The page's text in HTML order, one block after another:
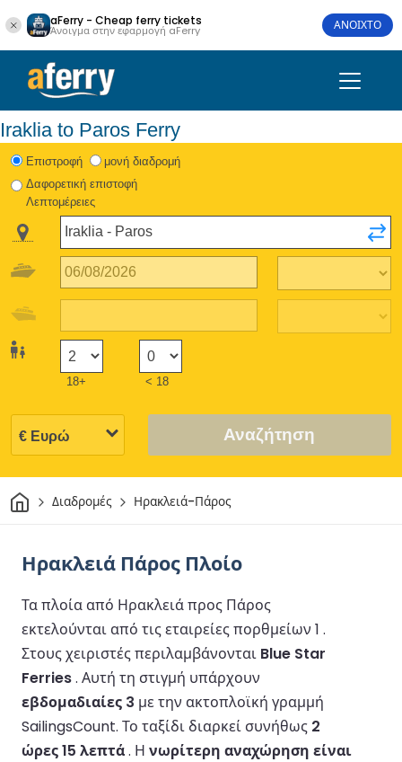
aFerry - Cheap ferry tickets
Άνοιγμα στην εφαρμογή aFerry ΑΝΟΙΧΤΟ
Iraklia to Paros Ferry
Eπιστροφή
μονή διαδρομή
Δαφορετική επιστοφή
Λεπτομέρειες
18+ < 18
Αναζήτηση
ΣπίτιΔιαδρομές Ηρακλειά-Πάρος
Ηρακλειά Πάρος Πλοίο
Τα πλοία από Ηρακλειά προς Πάρος
εκτελούνται από τις εταιρείες πορθμείων 1 .
Στους χειριστές περιλαμβάνονται Blue Star
Ferries. Αυτή τη στιγμή υπάρχουν
εβδομαδιαίες 3 με την ακτοπλοϊκή γραμμή
SailingsCount. Το ταξίδι διαρκεί συνήθως 2
ώρες 15 λεπτά. Η νωρίτερη αναχώρηση είναι